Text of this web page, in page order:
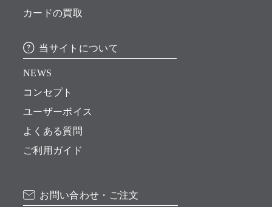
カードの買取
当サイトについて
NEWS
コンセプト
ユーザーボイス
よくある質問
ご利用ガイド
お問い合わせ・ご注文